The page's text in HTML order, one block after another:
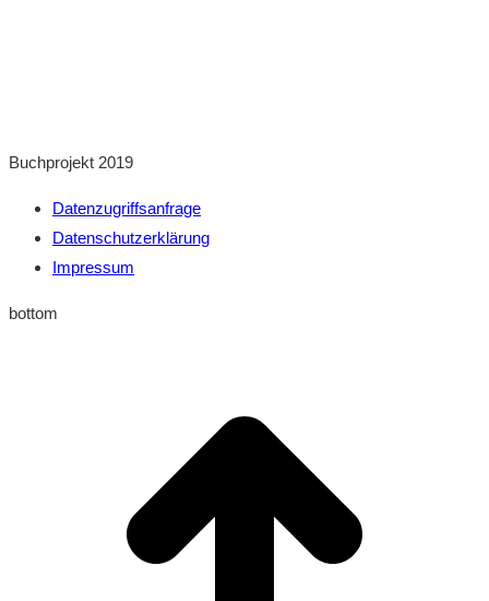
Buchprojekt 2019
Datenzugriffsanfrage
Datenschutzerklärung
Impressum
bottom